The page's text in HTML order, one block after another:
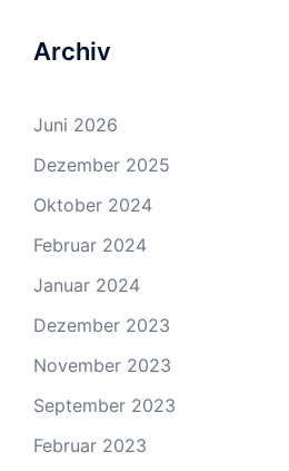
Archiv
Juni 2026
Dezember 2025
Oktober 2024
Februar 2024
Januar 2024
Dezember 2023
November 2023
September 2023
Februar 2023